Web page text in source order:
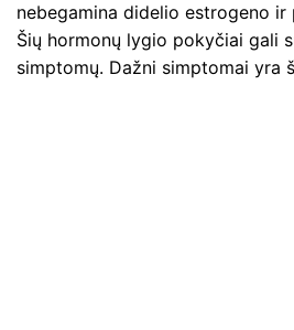
nebegamina didelio estrogeno
Šių hormonų lygio pokyčiai gali
simptomų. Dažni simptomai yra